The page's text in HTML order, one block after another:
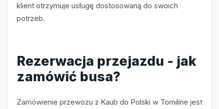
klient otrzymuje usługę dostosowaną do swoich
potrzeb.
Rezerwacja przejazdu - jak
zamówić busa?
Zamówienie przewozu z Kaub do Polski w Tomiline jest